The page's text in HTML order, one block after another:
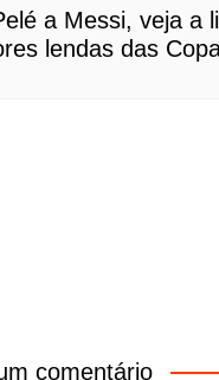
a Messi, veja a
lendas das
comentário